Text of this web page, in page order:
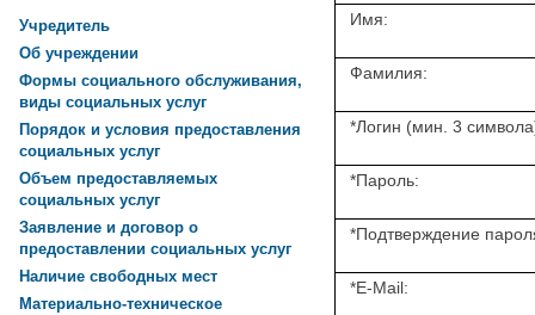
Имя:
Фамилия:
*Логин (мин. 3
*Пароль:
*Подтверждение
*E-Mail:
Учредитель
Об учреждении
Формы социального обслуживания,
виды социальных услуг
Порядок и условия предоставления
социальных услуг
Объем предоставляемых
социальных услуг
Заявление и договор о
предоставлении социальных услуг
Наличие свободных мест
Материально-техническое